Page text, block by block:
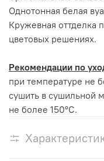
Однотонная белая
Кружевная оттделка
цветовых решениях.
Рекомендации по
при температуре не
сушить в сушильной
не более 150°С.